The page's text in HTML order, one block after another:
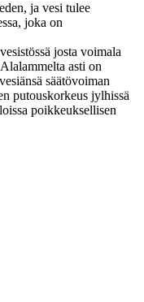
ja vesi tulee
joka on
josta voimala
asti on
säätövoiman
putouskorkeus jylhissä
poikkeuksellisen